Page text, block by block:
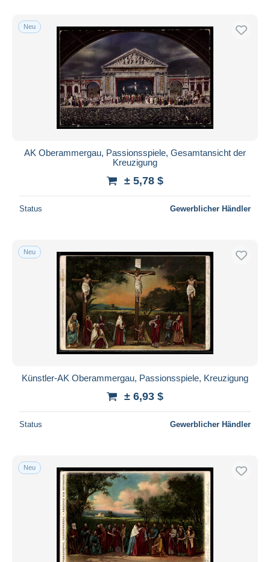
Kostenloser Versand
Zahlungsmethoden
PayPal
Banküberweisung
Visa
Mastercard
Bancontact
Gesamte Auswahl aufheben
Wohnsitz des Verkäufers
Übernehmen
Neu
AK Oberammergau, Passionsspiele, Gesamtansicht der
Kreuzigung
± 5,78 $
Status Gewerblicher Händler
Neu
Künstler-AK Oberammergau, Passionsspiele, Kreuzigung
± 6,93 $
Status Gewerblicher Händler
Neu